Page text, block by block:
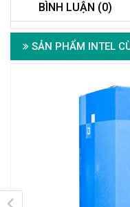
BÌNH LUẬN (0)
SẢN PHẨM INTEL